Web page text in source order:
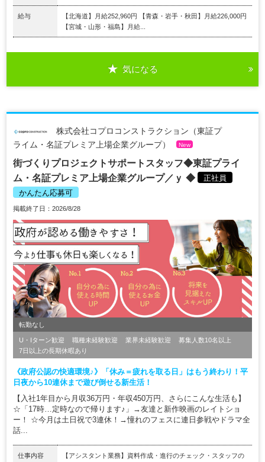
給与
【北海道】月給252,960円 【青森・岩手・秋田】月給226,000円
【宮城・山形・福島】月給...
気になる
株式会社コプロコンストラクション（東証プ
ライム・名証プレミア上場企業グループ）
New
街づくりプロジェクトサポートスタッフ◆東証プライ
ム・名証プレミア上場企業グループ／ｙ ◆
正社員
かんたん応募可
掲載終了日：2026/8/28
転勤なし
U・Iターン歓迎 職種未経験歓迎 業界未経験歓迎
募集人数10名以上
7日以上の長期休暇あり
《政府公認の快適環境♪》「休み＝疲れを取る日」はもう終わり！平
日夜から10連休まで遊び倒せる新生活！
【入社1年目から月収36万円・年収450万円、さらにこんな生活も】
☆「17時…定時なので帰ります♪」→友達と新作映画のレイトショ
ー！ ☆今月は土日祝で3連休！→憧れのフェスに連日参戦やドラマ全
話...
仕事内容
【アシスタント業務】資料作成・進行のチェック・スタッフの